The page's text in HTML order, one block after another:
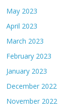
May 2023
April 2023
March 2023
February 2023
January 2023
December 2022
November 2022